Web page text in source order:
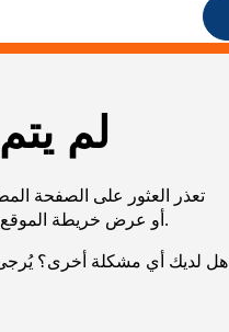
لم
تعذر العثور على الصفحة
URL، أو عرض خريطة الموقع الخاصة بنا لمساعدتك في العثور على ما تريد.
هل لديك أي مشكلة أخرى؟ يُرجى